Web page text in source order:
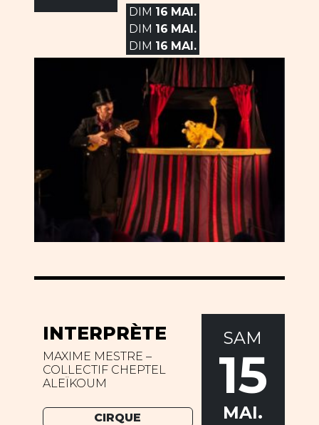
DIM 16 MAI.
DIM 16 MAI.
DIM 16 MAI.
INTERPRÈTE
MAXIME MESTRE –
COLLECTIF CHEPTEL
ALEÏKOUM
CIRQUE
SAM
15
MAI.